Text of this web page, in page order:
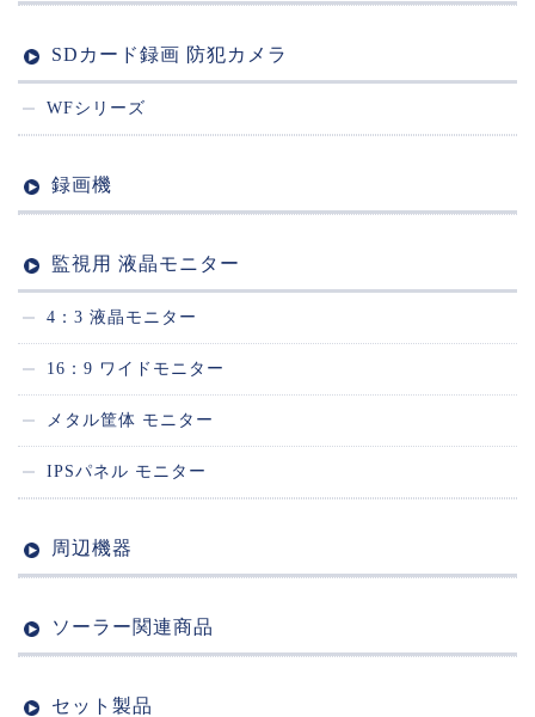
SDカード録画 防犯カメラ
WFシリーズ
録画機
監視用 液晶モニター
4：3 液晶モニター
16：9 ワイドモニター
メタル筐体 モニター
IPSパネル モニター
周辺機器
ソーラー関連商品
セット製品